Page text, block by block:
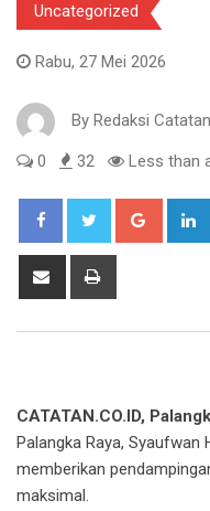
Uncategorized
Rabu, 27 Mei 2026
By Redaksi Catatan
0 32 Less than
Google+
Share
CATATAN.CO.ID,
Palangka Raya,
memberikan
maksimal.